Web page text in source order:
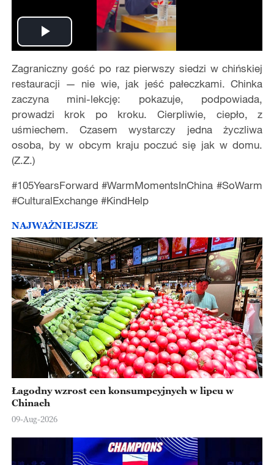
Play
Video
Zagraniczny gość po raz pierwszy siedzi w chińskiej
restauracji — nie wie, jak jeść pałeczkami. Chinka
zaczyna mini-lekcję: pokazuje, podpowiada,
prowadzi krok po kroku. Cierpliwie, ciepło, z
uśmiechem. Czasem wystarczy jedna życzliwa
osoba, by w obcym kraju poczuć się jak w domu.
(Z.Z.)
#105YearsForward #WarmMomentsInChina #SoWarm
#CulturalExchange #KindHelp
NAJWAŻNIEJSZE
Łagodny wzrost cen konsumpcyjnych w lipcu w
Chinach
09-Aug-2026